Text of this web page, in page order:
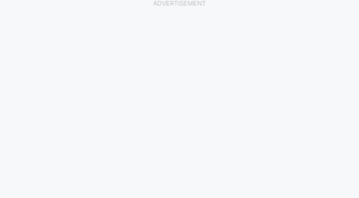
ADVERTISEMENT